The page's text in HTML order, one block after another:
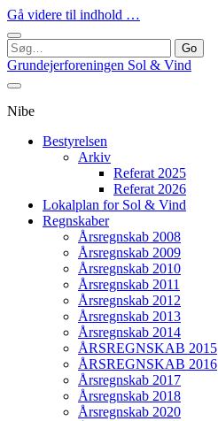
Gå videre til indhold …
Søg
efter:
Grundejerforeningen Sol & Vind
Nibe
Bestyrelsen
Arkiv
Referat 2025
Referat 2026
Lokalplan for Sol & Vind
Regnskaber
Årsregnskab 2008
Årsregnskab 2009
Årsregnskab 2010
Årsregnskab 2011
Årsregnskab 2012
Årsregnskab 2013
Årsregnskab 2014
ÅRSREGNSKAB 2015
ÅRSREGNSKAB 2016
Årsregnskab 2017
Årsregnskab 2018
Årsregnskab 2020